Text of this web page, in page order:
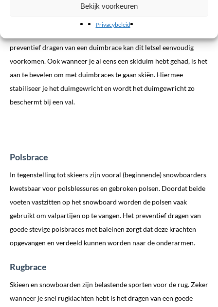
Bekijk voorkeuren
Privacybeleid
‘ is een peesruptuur aan de duim die klassiek ontstaat
preventief dragen van een duimbrace kan dit letsel eenvoudig
voorkomen. Ook wanneer je al eens een skiduim hebt gehad, is het
aan te bevelen om met duimbraces te gaan skiën. Hiermee
stabiliseer je het duimgewricht en wordt het duimgewricht zo
beschermt bij een val.
Polsbrace
In tegenstelling tot skieers zijn vooral (beginnende) snowboarders
kwetsbaar voor polsblessures en gebroken polsen. Doordat beide
voeten vastzitten op het snowboard worden de polsen vaak
gebruikt om valpartijen op te vangen. Het preventief dragen van
goede stevige polsbraces met baleinen zorgt dat deze krachten
opgevangen en verdeeld kunnen worden naar de onderarmen.
Rugbrace
Skieen en snowboarden zijn belastende sporten voor de rug. Zeker
wanneer je snel rugklachten hebt is het dragen van een goede